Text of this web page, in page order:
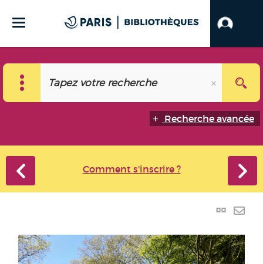
Recherche avancée
Comment s'inscrire ?
Lien
par
mail